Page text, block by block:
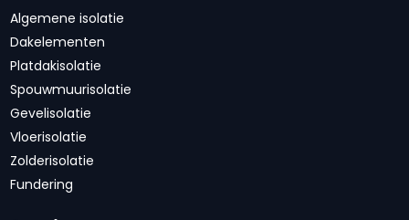
Algemene isolatie
Dakelementen
Platdakisolatie
Spouwmuurisolatie
Gevelisolatie
Vloerisolatie
Zolderisolatie
Fundering